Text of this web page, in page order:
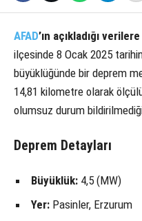
AFAD’ın açıkladığı
ilçesinde 8 Ocak 2025
büyüklüğünde bir deprem
14,81 kilometre olarak
olumsuz durum
Deprem Detayları
Büyüklük: 4,5 (MW)
Yer: Pasinler, Erzurum